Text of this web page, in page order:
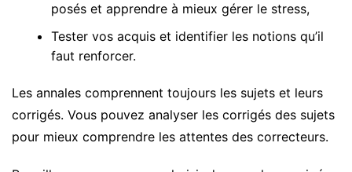
posés et apprendre à mieux gérer le stress,
Tester vos acquis et identifier les notions qu’il
faut renforcer.
Les annales comprennent toujours les sujets et leurs
corrigés. Vous pouvez analyser les corrigés des sujets
pour mieux comprendre les attentes des correcteurs.